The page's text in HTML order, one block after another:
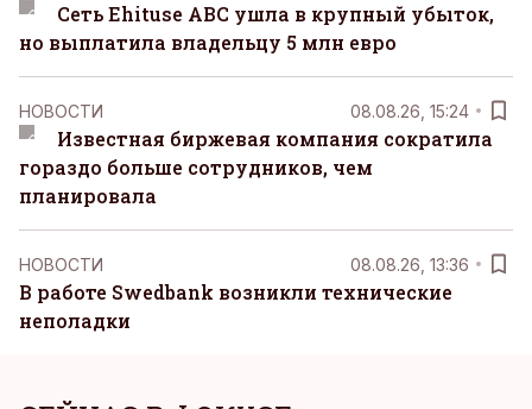
Сеть Ehituse ABC ушла в крупный убыток,
но выплатила владельцу 5 млн евро
НОВОСТИ 08.08.26, 15:24
Известная биржевая компания сократила
гораздо больше сотрудников, чем
планировала
НОВОСТИ 08.08.26, 13:36
В работе Swedbank возникли технические
неполадки